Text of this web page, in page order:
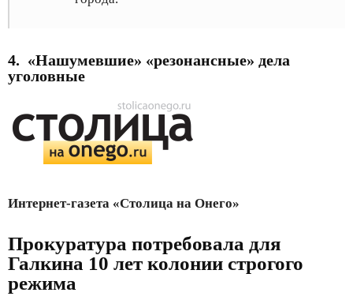
4. «Нашумевшие» «резонансные» дела
уголовные
Интернет-газета «Столица на Онего»
Прокуратура потребовала для
Галкина 10 лет колонии строгого
режима